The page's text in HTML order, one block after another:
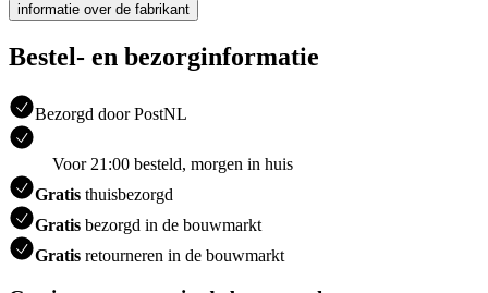
informatie over de fabrikant
Bestel- en bezorginformatie
Bezorgd door PostNL
Voor 21:00 besteld, morgen in huis
Gratis thuisbezorgd
Gratis bezorgd in de bouwmarkt
Gratis retourneren in de bouwmarkt